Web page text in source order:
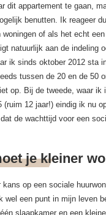
dit appartement te gaan,
benutten. Ik reageer
woningen of als het echt
natuurlijk aan de indeling
ik sinds oktober 2012 sta
tussen de 20 en de 50
op. Bij de tweede, waar ik
12 jaar!) eindig ik nu
de wachttijd voor een
je kleiner
kans op een sociale
wel een punt in mijn leven
slaapkamer en een